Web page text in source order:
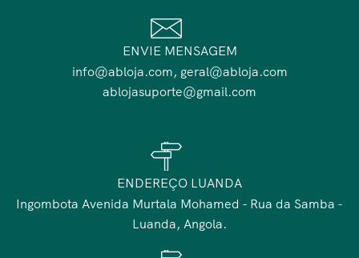
ENVIE MENSAGEM
info@abloja.com, geral@abloja.com
ablojasuporte@gmail.com
ENDEREÇO LUANDA
Ingombota Avenida Murtala Mohamed - Rua da Samba -
Luanda, Angola.